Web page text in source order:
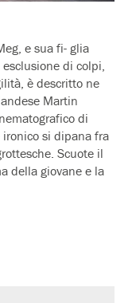
e sua fi- glia
di colpi,
è descritto ne
Martin
di
ironico si dipana fra
Scuote il
della giovane e la